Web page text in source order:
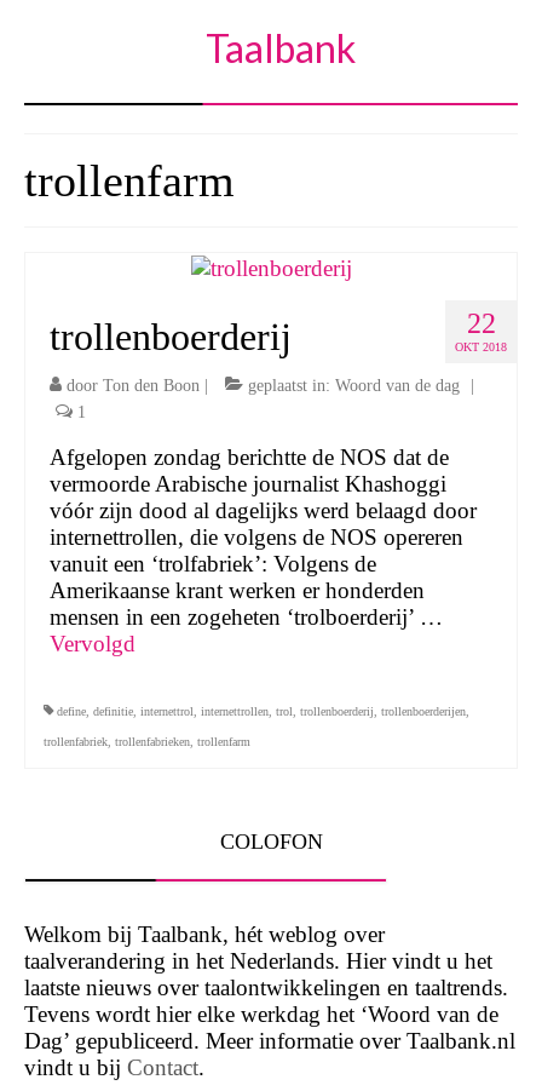
Taalbank
trollenfarm
22
OKT 2018
trollenboerderij
door Ton den Boon | geplaatst in: Woord van de dag
|
1
Afgelopen zondag berichtte de NOS dat de
vermoorde Arabische journalist Khashoggi
vóór zijn dood al dagelijks werd belaagd door
internettrollen, die volgens de NOS opereren
vanuit een ‘trolfabriek’: Volgens de
Amerikaanse krant werken er honderden
mensen in een zogeheten ‘trolboerderij’ …
Vervolgd
define definitie internettrol internettrollen trol trollenboerderij trollenboerderijen
trollenfabriek trollenfabrieken trollenfarm
COLOFON
Welkom bij Taalbank, hét weblog over
taalverandering in het Nederlands. Hier vindt u het
laatste nieuws over taalontwikkelingen en taaltrends.
Tevens wordt hier elke werkdag het ‘Woord van de
Dag’ gepubliceerd. Meer informatie over Taalbank.nl
vindt u bij Contact.